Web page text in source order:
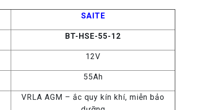
SAITE
BT-HSE-55-12
12V
55Ah
VRLA AGM – ắc quy kín khí, miễn bảo